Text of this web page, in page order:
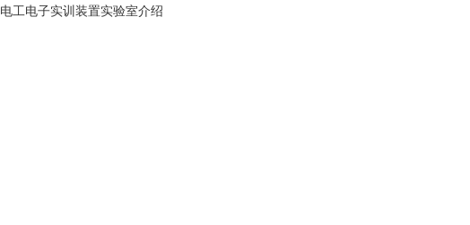
电工电子实训装置实验室介绍